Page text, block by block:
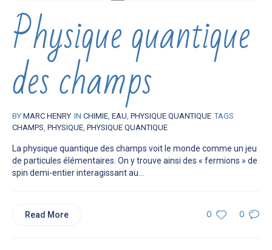
Physique quantique
des champs
BY MARC HENRY IN CHIMIE, EAU, PHYSIQUE QUANTIQUE TAGS
CHAMPS, PHYSIQUE, PHYSIQUE QUANTIQUE
La physique quantique des champs voit le monde comme un jeu
de particules élémentaires. On y trouve ainsi des « fermions » de
spin demi-entier interagissant au...
0 0
Read More